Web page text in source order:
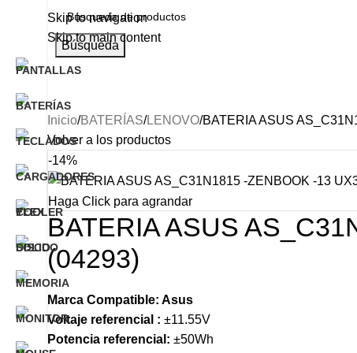
Skip to navigation
Skip to main content
Búsqueda
Categorías
Inicio BATERÍAS LENOVO BATERIA ASUS
Volver a los productos
-14%
Haga Click para agrandar
BATERIA ASUS
(04293)
Marca Compatible: Asus
Voltaje referencial : ±11.55V
Potencia referencial: ±50Wh